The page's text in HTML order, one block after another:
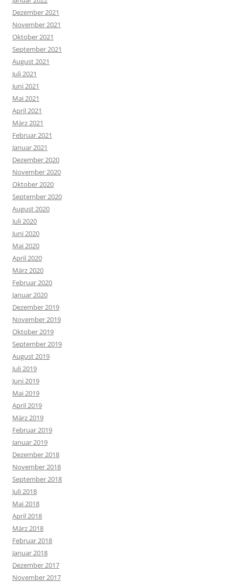
Dezember 2021
November 2021
Oktober 2021
September 2021
August 2021
Juli 2021
Juni 2021
Mai 2021
April 2021
März 2021
Februar 2021
Januar 2021
Dezember 2020
November 2020
Oktober 2020
September 2020
August 2020
Juli 2020
Juni 2020
Mai 2020
April 2020
März 2020
Februar 2020
Januar 2020
Dezember 2019
November 2019
Oktober 2019
September 2019
August 2019
Juli 2019
Juni 2019
Mai 2019
April 2019
März 2019
Februar 2019
Januar 2019
Dezember 2018
November 2018
September 2018
Juli 2018
Mai 2018
April 2018
März 2018
Februar 2018
Januar 2018
Dezember 2017
November 2017